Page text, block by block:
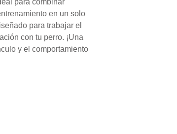
para combinar
en un solo
para trabajar el
con tu perro. ¡Una
y el comportamiento